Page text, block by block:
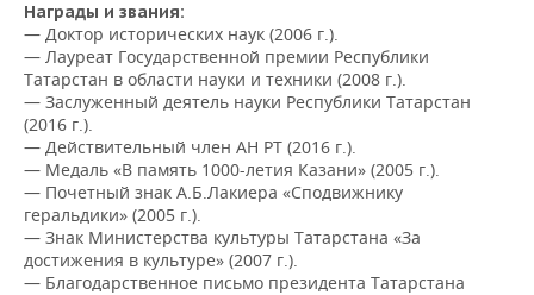
Награды и звания:
— Доктор исторических наук (2006 г.).
— Лауреат Государственной премии Республики
Татарстан в области науки и техники (2008 г.).
— Заслуженный деятель науки Республики Татарстан
(2016 г.).
— Действительный член АН РТ (2016 г.).
— Медаль «В память 1000-летия Казани» (2005 г.).
— Почетный знак А.Б.Лакиера «Сподвижнику
геральдики» (2005 г.).
— Знак Министерства культуры Татарстана «За
достижения в культуре» (2007 г.).
— Благодарственное письмо президента Татарстана